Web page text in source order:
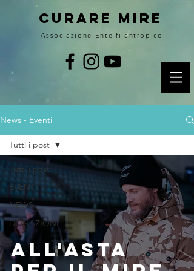
curare MIRE
Associazione Ente filantropico
News - Eventi
Tutti i post
EVENTI
NEWS
DONAZIONI
Tutti i post
All'asta